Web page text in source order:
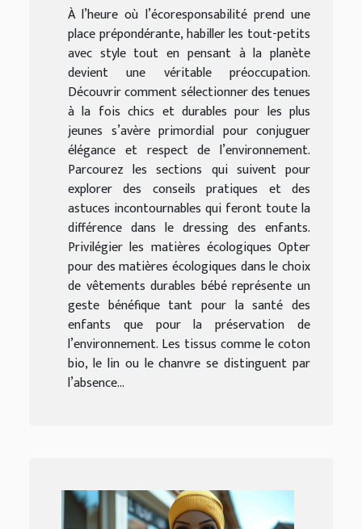
À l’heure où l’écoresponsabilité prend une
place prépondérante, habiller les tout-petits
avec style tout en pensant à la planète
devient une véritable préoccupation.
Découvrir comment sélectionner des tenues
à la fois chics et durables pour les plus
jeunes s’avère primordial pour conjuguer
élégance et respect de l’environnement.
Parcourez les sections qui suivent pour
explorer des conseils pratiques et des
astuces incontournables qui feront toute la
différence dans le dressing des enfants.
Privilégier les matières écologiques Opter
pour des matières écologiques dans le choix
de vêtements durables bébé représente un
geste bénéfique tant pour la santé des
enfants que pour la préservation de
l’environnement. Les tissus comme le coton
bio, le lin ou le chanvre se distinguent par
l’absence...